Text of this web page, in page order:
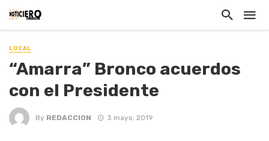
LOCAL
“Amarra” Bronco acuerdos
con el Presidente
By REDACCION 3 mayo, 2019